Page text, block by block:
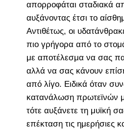
απορροφάται σταδιακά
αυξάνοντας έτσι το
Αντιθέτως, οι
πιο γρήγορα από το
με αποτέλεσμα να σας
αλλά να σας κάνουν
από λίγο. Ειδικά όταν
κατανάλωση πρωτεϊνών
τότε αυξάνετε τη μυϊκή
επέκταση τις ημερήσιες